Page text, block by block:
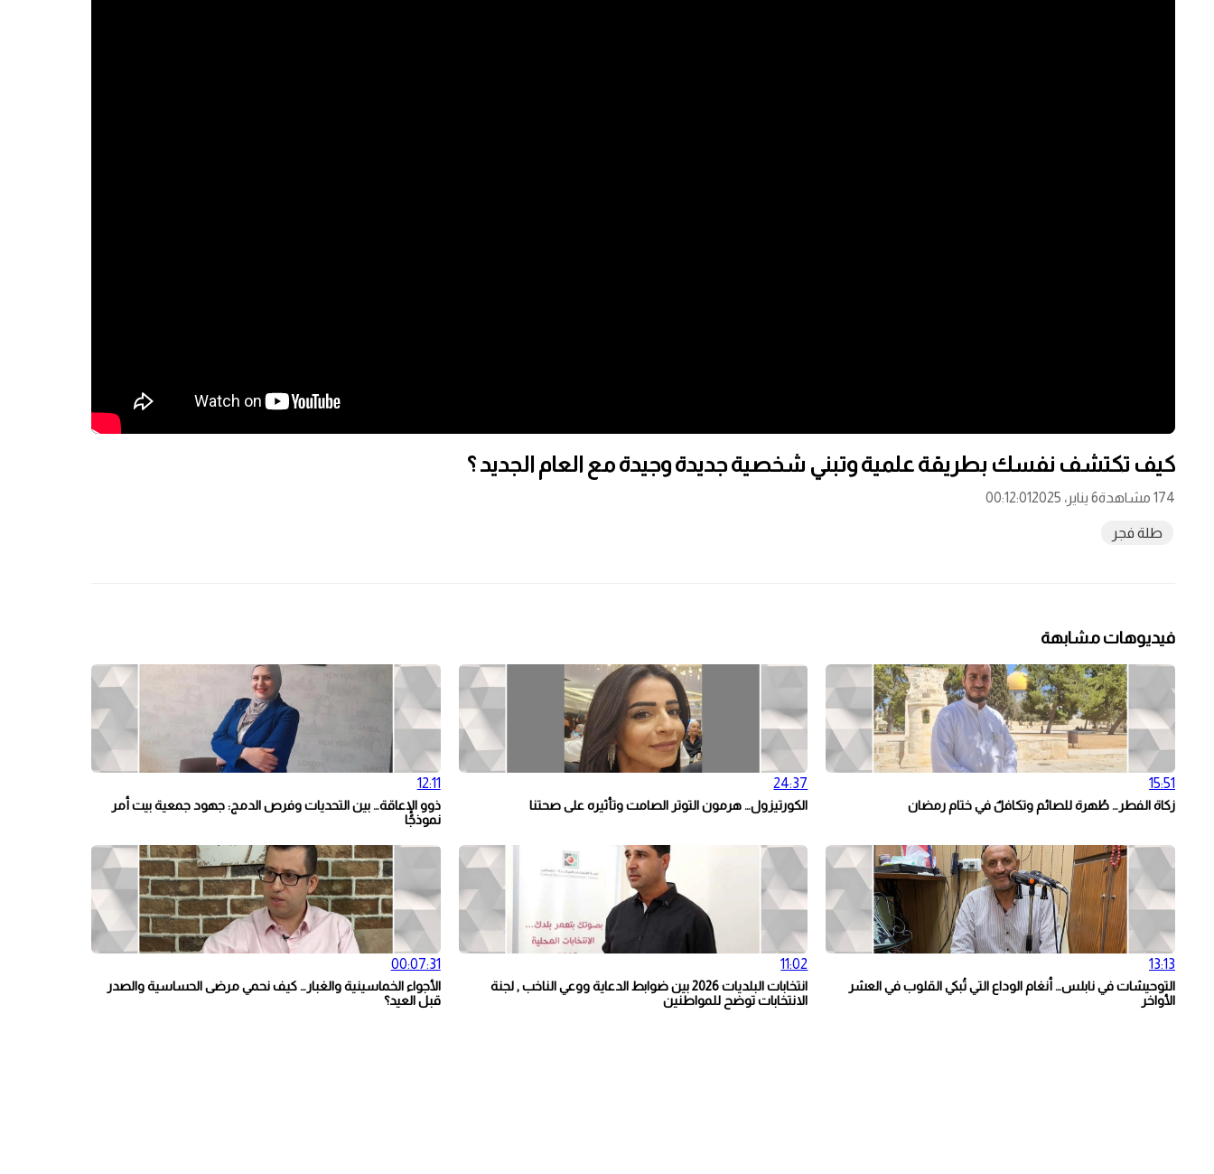
كيف تكتشف نفسك بطريقة علمية وتبني شخصية جديدة وجيدة مع العام الجديد ؟
174 مشاهدة 6 يناير، 2025 00:12:01
طلة فجر
فيديوهات مشابهة
15:51
زكاة الفطر… طُهرة للصائم وتكافلٌ في ختام رمضان
24:37
الكورتيزول… هرمون التوتر الصامت وتأثيره على صحتنا
12:11
ذوو الإعاقة… بين التحديات وفرص الدمج: جهود جمعية بيت أمر
نموذجًا
13:13
التوحيشات في نابلس… أنغام الوداع التي تُبكي القلوب في العشر
الأواخر
11:02
انتخابات البلديات 2026 بين ضوابط الدعاية ووعي الناخب , لجنة
الانتخابات توضح للمواطنين
00:07:31
الأجواء الخماسينية والغبار… كيف نحمي مرضى الحساسية والصدر
قبل العيد؟